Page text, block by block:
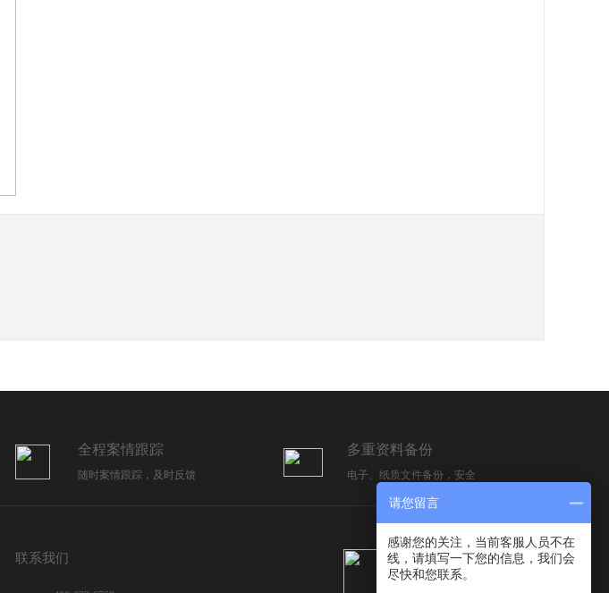
全程案情跟踪
随时案情跟踪，及时反馈
多重资料备份
电子、纸质文件备份，安全
联系我们
请您留言
感谢您的关注，当前客服人员不在
线，请填写一下您的信息，我们会
尽快和您联系。